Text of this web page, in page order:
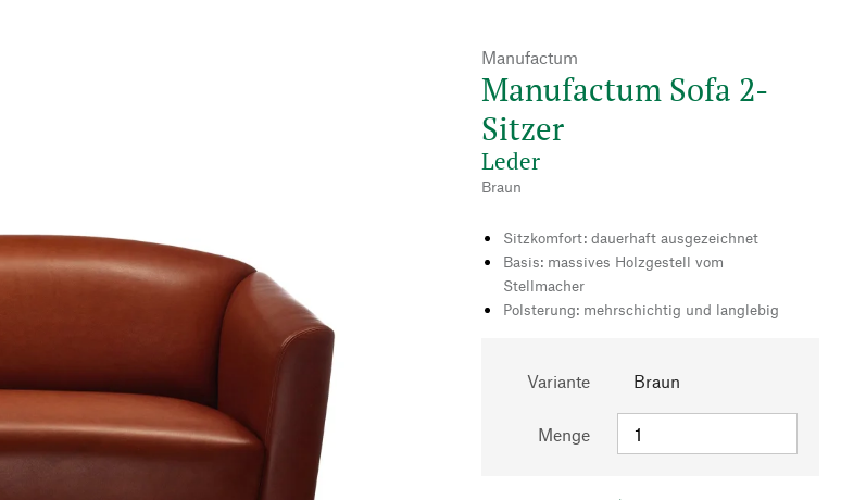
Manufactum
Manufactum Sofa 2-
Sitzer
Leder
Braun
Sitzkomfort: dauerhaft ausgezeichnet
Basis: massives Holzgestell vom
Stellmacher
Polsterung: mehrschichtig und langlebig
Variante Braun
Menge